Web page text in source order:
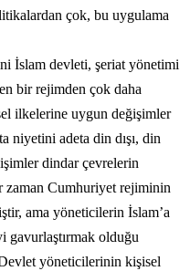
çok, bu uygulama
İslam devleti, şeriat yönetimi
bir rejimden çok daha
ilkelerine uygun değişimler
niyetini adeta din dışı, din
dindar çevrelerin
zaman Cumhuriyet rejiminin
ama yöneticilerin İslam’a
gavurlaştırmak olduğu
yöneticilerinin kişisel